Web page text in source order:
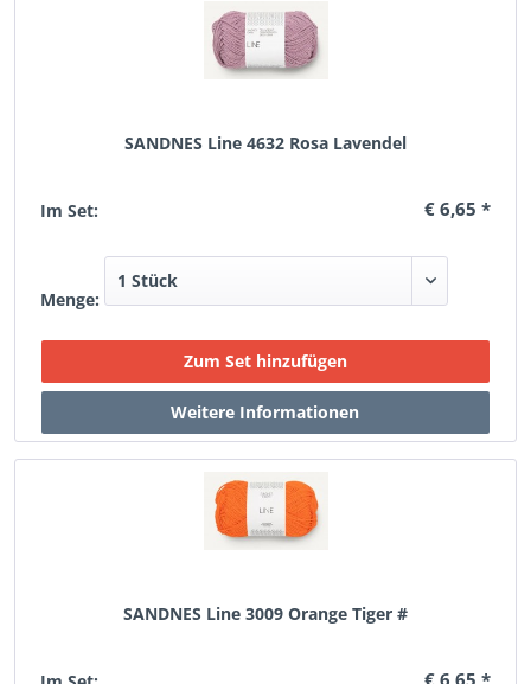
SANDNES Line 4632 Rosa Lavendel
Im Set: € 6,65 *
Menge:
SANDNES Line 3009 Orange Tiger #
€ 6,65 *